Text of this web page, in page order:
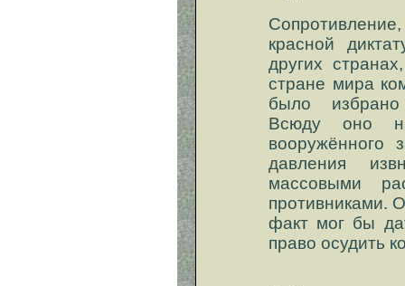
красной
других
стране мира
было
Всюду оно
вооружённого
давления
массовыми
противниками.
факт мог бы
право осудить